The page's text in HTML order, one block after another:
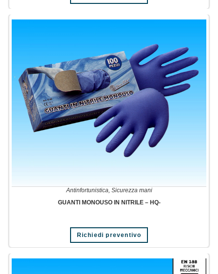
Antinfortunistica Sicurezza mani
GUANTI MONOUSO IN NITRILE – HQ-
Richiedi preventivo